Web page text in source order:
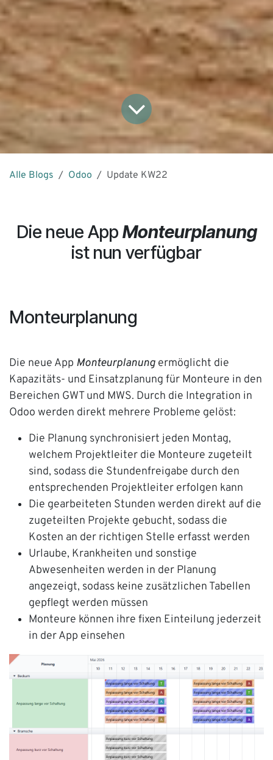
Alle Blogs Odoo Update KW22
Die neue App Monteurplanung
ist nun verfügbar
Monteurplanung
Die neue App Monteurplanung ermöglicht die
Kapazitäts- und Einsatzplanung für Monteure in den
Bereichen GWT und MWS. Durch die Integration in
Odoo werden direkt mehrere Probleme gelöst:
Die Planung synchronisiert jeden Montag,
welchem Projektleiter die Monteure zugeteilt
sind, sodass die Stundenfreigabe durch den
entsprechenden Projektleiter erfolgen kann
Die gearbeiteten Stunden werden direkt auf die
zugeteilten Projekte gebucht, sodass die
Kosten an der richtigen Stelle erfasst werden
Urlaube, Krankheiten und sonstige
Abwesenheiten werden in der Planung
angezeigt, sodass keine zusätzlichen Tabellen
gepflegt werden müssen
Monteure können ihre fixen Einteilung jederzeit
in der App einsehen